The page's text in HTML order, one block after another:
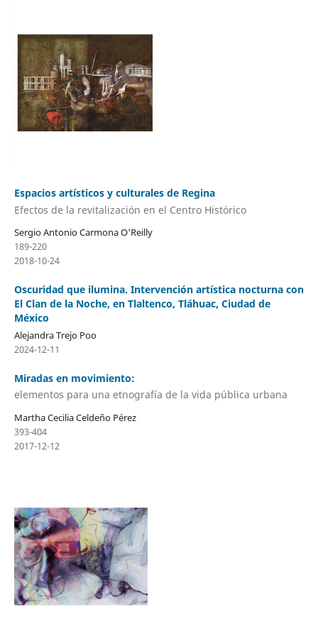
Espacios artísticos y culturales de Regina
Efectos de la revitalización en el Centro Histórico
Sergio Antonio Carmona O'Reilly
189-220
2018-10-24
Oscuridad que ilumina. Intervención artística nocturna con
El Clan de la Noche, en Tlaltenco, Tláhuac, Ciudad de
México
Alejandra Trejo Poo
2024-12-11
Miradas en movimiento:
elementos para una etnografía de la vida pública urbana
Martha Cecilia Celdeño Pérez
393-404
2017-12-12